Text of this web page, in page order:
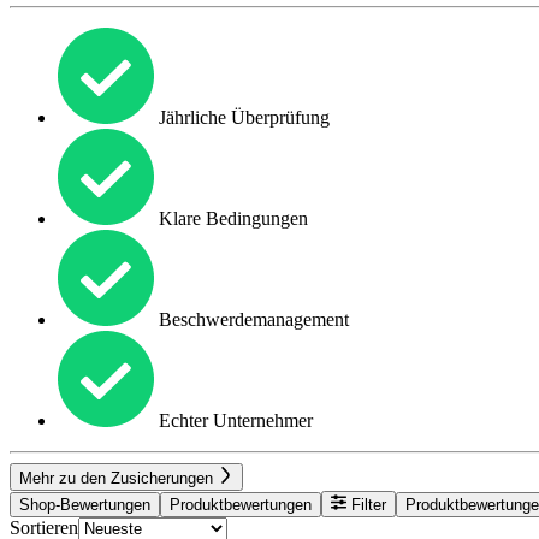
Jährliche Überprüfung
Klare Bedingungen
Beschwerdemanagement
Echter Unternehmer
Mehr zu den Zusicherungen
Shop-Bewertungen
Produktbewertungen Filter
Sortieren